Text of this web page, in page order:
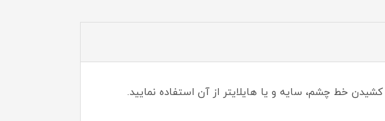
خط چشم، سایه و یا هایلایتر از آن استفاده نمایید.